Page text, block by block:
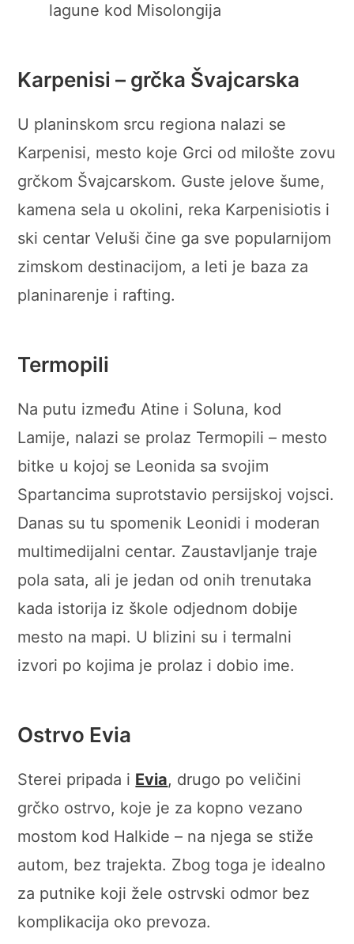
lagune kod Misolongija
Karpenisi – grčka Švajcarska
U planinskom srcu regiona nalazi se
Karpenisi, mesto koje Grci od milošte zovu
grčkom Švajcarskom. Guste jelove šume,
kamena sela u okolini, reka Karpenisiotis i
ski centar Veluši čine ga sve popularnijom
zimskom destinacijom, a leti je baza za
planinarenje i rafting.
Termopili
Na putu između Atine i Soluna, kod
Lamije, nalazi se prolaz Termopili – mesto
bitke u kojoj se Leonida sa svojim
Spartancima suprotstavio persijskoj vojsci.
Danas su tu spomenik Leonidi i moderan
multimedijalni centar. Zaustavljanje traje
pola sata, ali je jedan od onih trenutaka
kada istorija iz škole odjednom dobije
mesto na mapi. U blizini su i termalni
izvori po kojima je prolaz i dobio ime.
Ostrvo Evia
Sterei pripada i Evia, drugo po veličini
grčko ostrvo, koje je za kopno vezano
mostom kod Halkide – na njega se stiže
autom, bez trajekta. Zbog toga je idealno
za putnike koji žele ostrvski odmor bez
komplikacija oko prevoza.